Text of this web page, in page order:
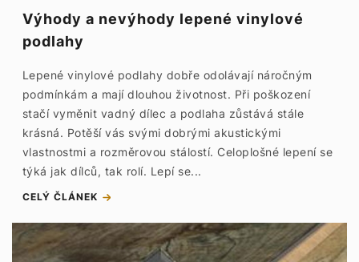
Výhody a nevýhody lepené vinylové
podlahy
Lepené vinylové podlahy dobře odolávají náročným
podmínkám a mají dlouhou životnost. Při poškození
stačí vyměnit vadný dílec a podlaha zůstává stále
krásná. Potěší vás svými dobrými akustickými
vlastnostmi a rozměrovou stálostí. Celoplošné lepení se
týká jak dílců, tak rolí. Lepí se...
CELÝ ČLÁNEK